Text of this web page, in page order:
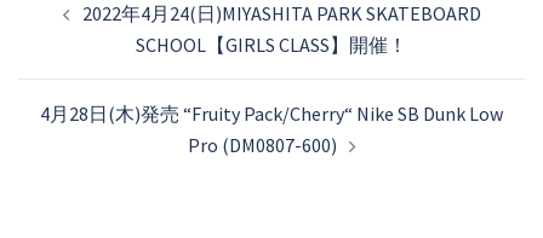
ゲ
2022年4月24(日)MIYASHITA PARK SKATEBOARD
SCHOOL【GIRLS CLASS】開催！
4月28日(木)発売 “Fruity Pack/Cherry“ Nike SB Dunk Low
Pro (DM0807-600)